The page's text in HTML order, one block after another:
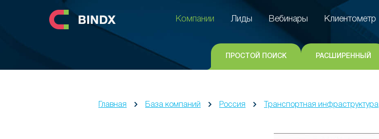
Клиентометр
Компании
Лиды Вебинары Клиентометр
ПРОСТОЙ ПОИСК РАСШИРЕННЫЙ
Главная База компаний Россия Транспортная инфраструктура